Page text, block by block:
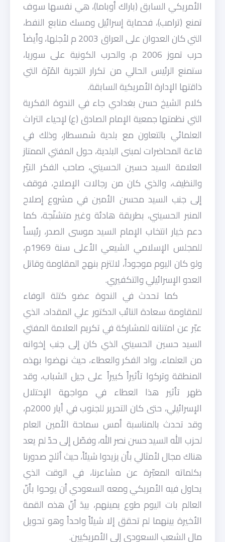
الأمريكي السابق (باراك أوباما)، هي نفسها سوف
تمنع (ترامب)، فحماية إسرائيل ومسك منابع النفط،
التي كان العدوان على العراق 2003 م لأجلها، وأيضاً
حرب تموز 2006 م، والحرب الكونية على سوريا،
ستمنع الرئيس الحالي من تكرار التجربة المُرّة التي
ذاقتها الإدارة الأمريكية السابقة.
كلام الشيخ حسن بغدادي جاء في الندوة الفكرية
التي نظمتها جمعية الإمام الصادق (ع) لإحياء التراث
العلمائي بالتعاون مع بلدية شمسطار، وذلك في
قاعة المحاضرات لمبنى البلدية، حول المفتي الممتاز
العلامة السيد حسين الحسيني، صاحب الفكر النيّر
والنظيف، والذي كان من رجالات الإصلاح، فوقف
إلى جنب السيد محسن الأمين في مشروع إصلاح
المنبر الحسيني، بطريقة هادئة وغير متشنّجة، كما
دعم خيار انتخاب الإمام السيد موسى الصدر، رئيساً
للمجلس الإسلامي الشيعي الأعلى سنة 1969م،
ولو كان اليوم موجوداً، لالتزم بنهج المقاومة وقاتل
العدو الإسرائيلي والتكفيري.
كما تحدث في الندوة عضو كتلة الوفاء
للمقاومة سعادة النائب الدكتور علي المقداد، الذي
عبّر عن امتنانه للمشاركة في تكريم العلامة المفتي
السيد حسين الحسيني الذي كان إلى جنب إخوانه
من العلماء، رواد الفكر والعطاء، حيث نهضوا بهذه
المنطقة وتركوا تأثيراً كبيراً على جيل الشباب، وقد
ظهر تأثير هذا العطاء في مواجهة الإحتلال
الإسرائيلي، حتى كان التحرير للجنوب في أيار 2000م،
وقد تحدث بالمناسبة أمس سماحة الأمين العام
لحزب الله السيد حسن نصر الله، وفصّل إلى حدّ لم يعد
هناك مجال لأمثالي بأن يزيدوا شيئاً، حيث أثلج صدورنا
بكلماته المعبّرة عن مشاعرنا، في الوقت الذي
يحاول فيه الأمريكي ومعه السعودي أن يوحوا بأنّ
العالم بات اليوم طوع يمينهم، بيدَ أنّ هذه القمة
الأخيرة بينهما لم تحقق إلا شيئاً واحداً وهو تحويل
مال الشعب السعودي إلى الأمريكيين.